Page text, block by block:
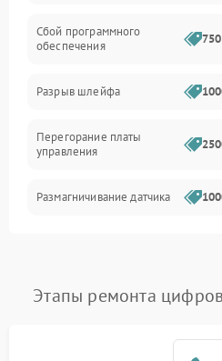
Электропитание
Сбой программного
обеспечения
Разрыв шлейфа
Перегорание платы
управления
Размагничивание датчика
Неправильная передача
Этапы ремонта